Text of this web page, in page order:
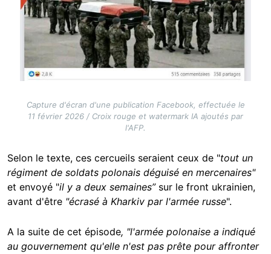
Capture d'écran d'une publication Facebook, effectuée le
11 février 2026 / Croix rouge et watermark IA ajoutés par
l'AFP.
Selon le texte, ces cercueils seraient ceux de "tout un
régiment de soldats polonais déguisé en mercenaires"
et envoyé "il y a deux semaines” sur le front ukrainien,
avant d'être "écrasé à Kharkiv par l'armée russe".
A la suite de cet épisode, "l'armée polonaise a indiqué
au gouvernement qu'elle n'est pas prête pour affronter